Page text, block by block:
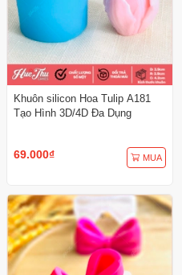
Khuôn silicon Hoa Tulip A181
Tạo Hình 3D/4D Đa Dụng
69.000₫ MUA